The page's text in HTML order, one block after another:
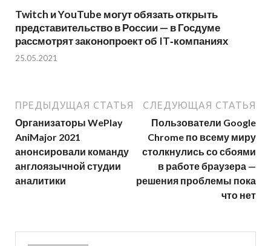
Twitch и YouTube могут обязать открыть
представительство в России — в Госдуме
рассмотрят законопроект об IT‑компаниях
25.05.2021
ПРЕДЫДУЩАЯ СТАТЬЯ
Организаторы WePlay
AniMajor 2021
анонсировали команду
англоязычной студии
аналитики
СЛЕДУЮЩАЯ СТАТЬЯ
Пользователи Google
Chrome по всему миру
столкнулись со сбоями
в работе браузера —
решения проблемы пока
что нет